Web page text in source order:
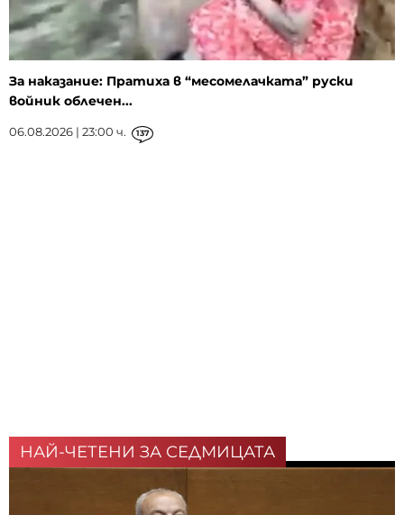
За наказание: Пратиха в “месомелачката” руски
войник облечен...
06.08.2026 | 23:00 ч. 137
НАЙ-ЧЕТЕНИ ЗА СЕДМИЦАТА